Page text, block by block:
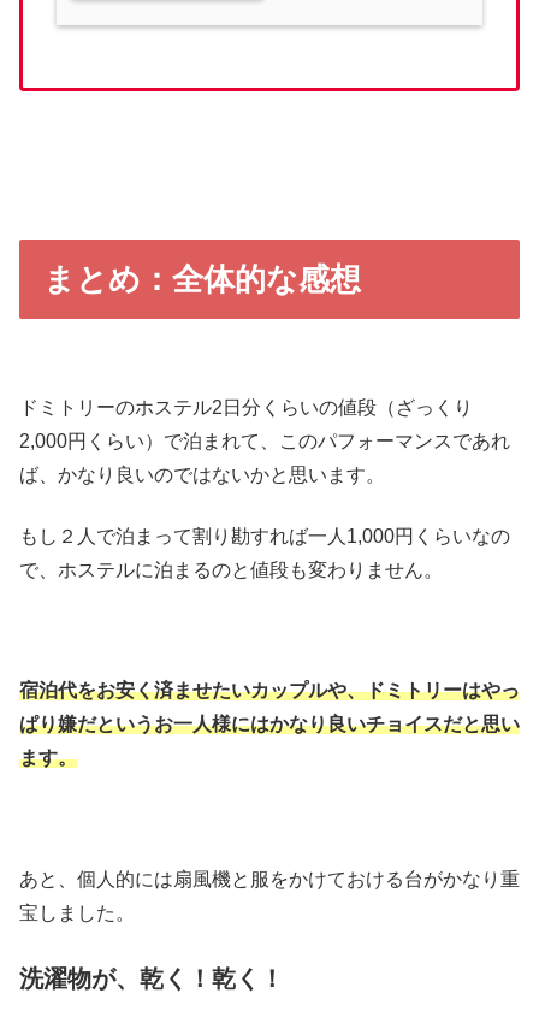
まとめ：全体的な感想
ドミトリーのホステル2日分くらいの値段（ざっくり
2,000円くらい）で泊まれて、このパフォーマンスであれ
ば、かなり良いのではないかと思います。
もし２人で泊まって割り勘すれば一人1,000円くらいなの
で、ホステルに泊まるのと値段も変わりません。
宿泊代をお安く済ませたいカップルや、ドミトリーはやっ
ぱり嫌だというお一人様にはかなり良いチョイスだと思い
ます。
あと、個人的には扇風機と服をかけておける台がかなり重
宝しました。
洗濯物が、乾く！乾く！